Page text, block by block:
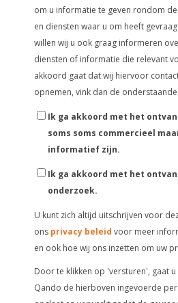
om u informatie te geven rondom
en diensten waar u om heeft
willen wij u ook graag informeren
diensten of informatie die relevant
akkoord gaat dat wij hiervoor
opnemen, vink dan de
Ik ga akkoord met het
soms soms commercieel
informatief zijn.
Ik ga akkoord met het
onderzoek.
U kunt zich altijd uitschrijven voor
ons privacy beleid voor meer
en ook hoe wij ons inzetten om uw
Door te klikken op 'versturen', gaat
Qando de hierboven ingevoerde